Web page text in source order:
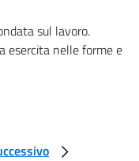
sul lavoro.
esercita nelle forme e